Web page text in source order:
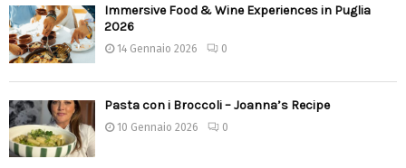
Immersive Food & Wine Experiences in Puglia
2026
14 Gennaio 2026 0
Pasta con i Broccoli – Joanna’s Recipe
10 Gennaio 2026 0